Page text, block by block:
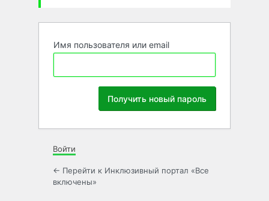
Имя пользователя или email
Войти
← Перейти к Инклюзивный портал «Все
включены»